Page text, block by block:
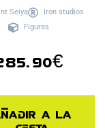
Seiya
Iron studios
Figuras
€
a la